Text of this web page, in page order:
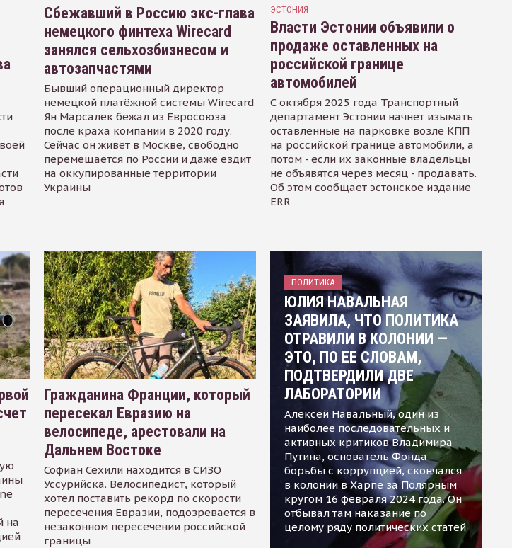
Сбежавший в Россию экс-глава
немецкого финтеха Wirecard
занялся сельхозбизнесом и
автозапчастями
Бывший операционный директор
немецкой платёжной системы Wirecard
Ян Марсалек бежал из Евросоюза
после краха компании в 2020 году.
Сейчас он живёт в Москве, свободно
перемещается по России и даже ездит
на оккупированные территории
Украины
ЭСТОНИЯ
Власти Эстонии объявили о
продаже оставленных на
российской границе
автомобилей
С октября 2025 года Транспортный
департамент Эстонии начнет изымать
оставленные на парковке возле КПП
на российской границе автомобили, а
потом - если их законные владельцы
не объявятся через месяц - продавать.
Об этом сообщает эстонское издание
ERR
на
Гражданина Франции, который
пересекал Евразию на
велосипеде, арестовали на
Дальнем Востоке
Софиан Сехили находится в СИЗО
Уссурийска. Велосипедист, который
хотел поставить рекорд по скорости
пересечения Евразии, подозревается в
незаконном пересечении российской
границы
ПОЛИТИКА
ЮЛИЯ НАВАЛЬНАЯ
ЗАЯВИЛА, ЧТО ПОЛИТИКА
ОТРАВИЛИ В КОЛОНИИ —
ЭТО, ПО ЕЕ СЛОВАМ,
ПОДТВЕРДИЛИ ДВЕ
ЛАБОРАТОРИИ
Алексей Навальный, один из
наиболее последовательных и
активных критиков Владимира
Путина, основатель Фонда
борьбы с коррупцией, скончался
в колонии в Харпе за Полярным
кругом 16 февраля 2024 года. Он
отбывал там наказание по
целому ряду политических статей